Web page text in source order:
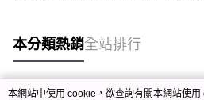
本分類熱銷全站排行
本網站中使用 cookie，欲查詢有關本網站使